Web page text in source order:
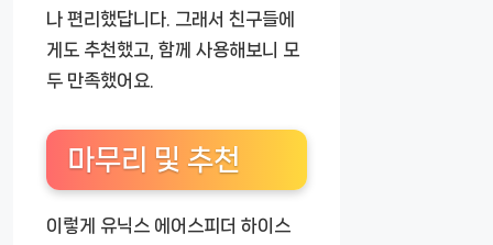
나 편리했답니다. 그래서 친구들에
게도 추천했고, 함께 사용해보니 모
두 만족했어요.
마무리 및 추천
이렇게 유닉스 에어스피더 하이스